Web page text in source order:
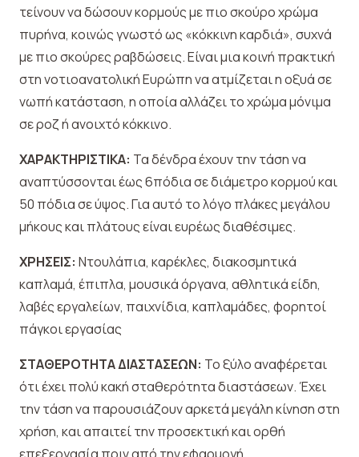
τείνουν να δώσουν κορμούς με πιο σκούρο χρώμα
πυρήνα, κοινώς γνωστό ως «κόκκινη καρδιά», συχνά
με πιο σκούρες ραβδώσεις. Είναι μια κοινή πρακτική
στη νοτιοανατολική Ευρώπη να ατμίζεται η οξυά σε
νωπή κατάσταση, η οποία αλλάζει το χρώμα μόνιμα
σε ροζ ή ανοιχτό κόκκινο.
ΧΑΡΑΚΤΗΡΙΣΤΙΚΑ: Τα δένδρα έχουν την τάση να
αναπτύσσονται έως 6πόδια σε διάμετρο κορμού και
50 πόδια σε ύψος. Για αυτό το λόγο πλάκες μεγάλου
μήκους και πλάτους είναι ευρέως διαθέσιμες.
ΧΡΗΣΕΙΣ: Ντουλάπια, καρέκλες, διακοσμητικά
καπλαμά, έπιπλα, μουσικά όργανα, αθλητικά είδη,
λαβές εργαλείων, παιχνίδια, καπλαμάδες, φορητοί
πάγκοι εργασίας
ΣΤΑΘΕΡΟΤΗΤΑ ΔΙΑΣΤΑΣΕΩΝ: Το ξύλο αναφέρεται
ότι έχει πολύ κακή σταθερότητα διαστάσεων. Έχει
την τάση να παρουσιάζουν αρκετά μεγάλη κίνηση στη
χρήση, και απαιτεί την προσεκτική και ορθή